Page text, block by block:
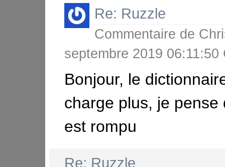
Re: Ruzzle
Commentaire de
septembre 2019
Bonjour, le
charge plus, je pense
est rompu
Re: Ruzzle